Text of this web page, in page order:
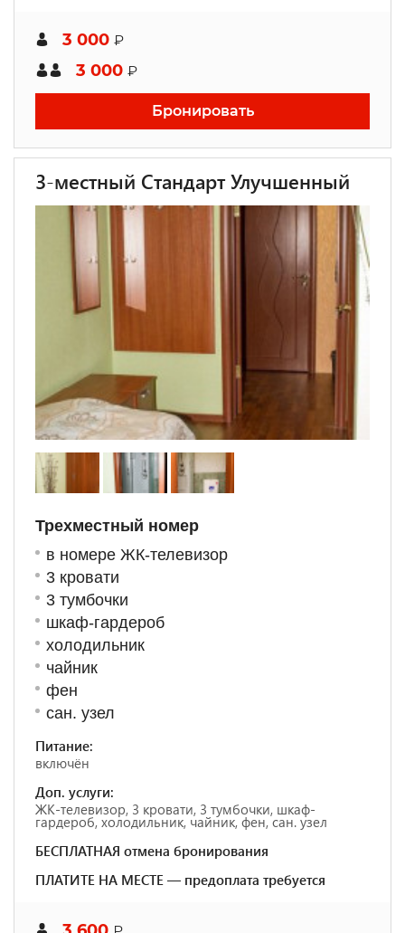
3 000 ₽
3 000 ₽
Бронировать
3-местный Стандарт Улучшенный
Трехместный номер
в номере ЖК-телевизор
3 кровати
3 тумбочки
шкаф-гардероб
холодильник
чайник
фен
сан. узел
Питание:
включён
Доп. услуги:
ЖК-телевизор, 3 кровати, 3 тумбочки, шкаф-
гардероб, холодильник, чайник, фен, сан. узел
БЕСПЛАТНАЯ отмена бронирования
ПЛАТИТЕ НА МЕСТЕ — предоплата требуется